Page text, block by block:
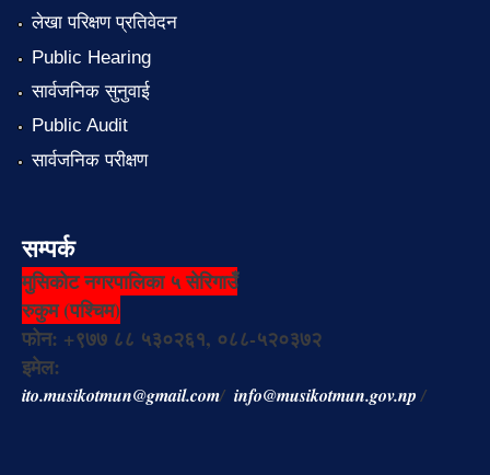
लेखा परिक्षण प्रतिवेदन
Public Hearing
सार्वजनिक सुनुवाई
Public Audit
सार्वजनिक परीक्षण
सम्पर्क
मुसिकोट नगरपालिका ५ सेरिगाउँ
रुकुम (पश्चिम)
फोन: +९७७ ८८ ५३०२६१, ०८८-५२०३७२
इमेल:
ito.musikotmun@gmail.com/ info@musikotmun.gov.np/